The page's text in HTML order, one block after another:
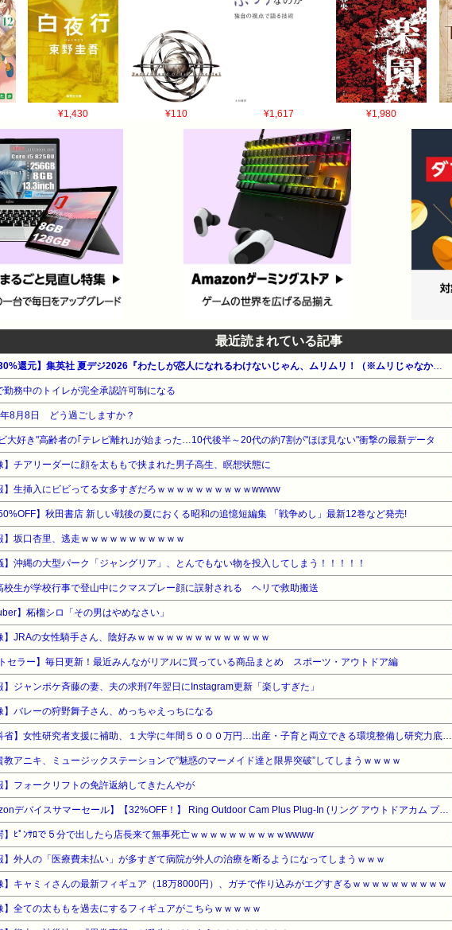
¥1,430 ¥110 ¥1,617 ¥1,980
最近読まれている記事
【最大30%還元】集英社 夏デジ2026『わたしが恋人になれるわけないじゃん、ムリムリ！（※ムリじゃなかった!?）』他
勤務中のトイレが完全承認許可制になる
8月8日 どう過ごしますか？
大好き"高齢者の｢テレビ離れ｣が始まった…10代後半～20代の約7割が"ほぼ見ない"衝撃の最新データ
】チアリーダーに顔を太ももで挟まれた男子高生、瞑想状態に
】生挿入にビビってる女多すぎだろｗｗｗｗｗｗｗｗｗｗwwww
50%OFF】秋田書店 新しい戦後の夏におくる昭和の追憶短編集 「戦争めし」最新12巻など発売!
】坂口杏里、逃走ｗｗｗｗｗｗｗｗｗｗｗ
】沖縄の大型パーク「ジャングリア」、とんでもない物を投入してしまう！！！！！
校生が学校行事で登山中にクマスプレー顔に誤射される ヘリで救助搬送
】柘榴シロ「その男はやめなさい」
】JRAの女性騎手さん、陰好みｗｗｗｗｗｗｗｗｗｗｗｗｗｗ
トセラー】毎日更新！最近みんながリアルに買っている商品まとめ スポーツ・アウトドア編
】ジャンポケ斉藤の妻、夫の求刑7年翌日にInstagram更新「楽しすぎた」
】バレーの狩野舞子さん、めっちゃえっちになる
【文科省】女性研究者支援に補助、１大学に年間５０００万円…出産・子育と両立できる環境整備し研究力底上げ
教アニキ、ミュージックステーションで”魅惑のマーメイド達と限界突破”してしまうｗｗｗｗ
】フォークリフトの免許返納してきたんやが
【Amazonデバイスサマーセール】【32%OFF！】 Ring Outdoor Cam Plus Plug-In (リング アウトドアカム プラス 電源アダプターモデル) | 24時間連続録画対応* のハイエンドモデル | 2K ビデオ 360万画素 高精細 | カメラ視野角対角160° | ナイトビジョン | Ring Home プラン30日間無料体験付き - ホワイト
】ﾋﾟﾝｻﾛで５分で出したら店長来て無事死亡ｗｗｗｗｗｗｗｗｗｗwwww
】外人の「医療費未払い」が多すぎて病院が外人の治療を断るようになってしまうｗｗｗ
】キャミィさんの最新フィギュア（18万8000円）、ガチで作り込みがエグすぎるｗｗｗｗｗｗｗｗｗｗ
】全ての太ももを過去にするフィギュアがこちらｗｗｗｗｗ